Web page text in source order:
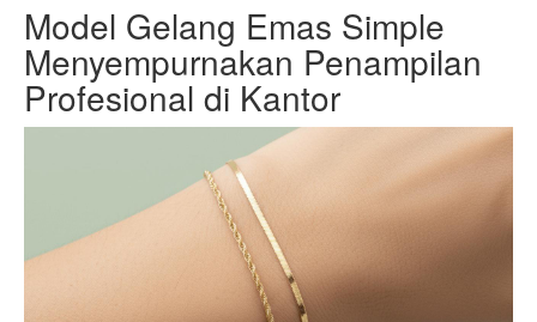
Model Gelang Emas Simple
Menyempurnakan Penampilan
Profesional di Kantor